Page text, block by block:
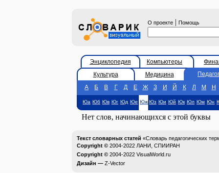
О проекте | Помощь
Энциклопедия Компьютеры
Культура
Медицина
А
Б В Г Д Е Ж З И Й К Л М Н
Юа Юб Юв Юг Юд Юе ЮжЮз Юи Юй Юк Юл Юм Юн
Нет слов, начинающихся с этой буквы
Текст словарных статей «Словарь педагогических
Copyright © 2004-2022 ЛАНИ, СПИИРАН
Copyright © 2004-2022 VisualWorld.ru
Дизайн — Z-Vector